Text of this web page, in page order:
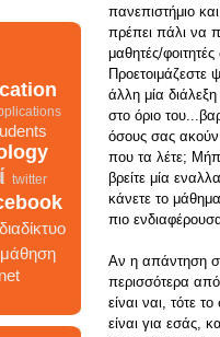
διαδίκτυο
μάθηση
πανεπιστήμιο
πρέπει πάλι να
μαθητές/
Προετοιμάζεστε
άλλη μία
στο όριο
όσους σας
που τα λέτε;
βρείτε μία
κάνετε το
πιο
Αν η απάντηση
περισσότερα
είναι ναι, τότε
είναι για εσάς,